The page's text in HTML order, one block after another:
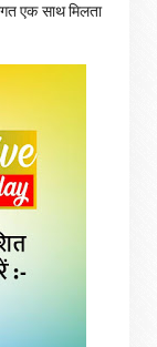
एक साथ मिलता